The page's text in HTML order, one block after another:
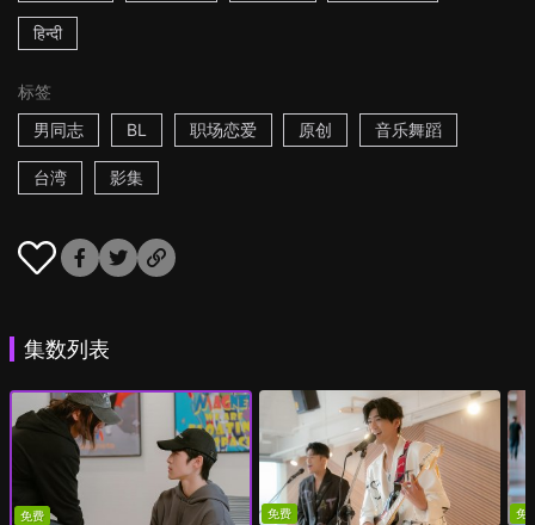
हिन्दी
标签
男同志
BL 职场恋爱 原创 音乐舞蹈
台湾 影集
集数列表
免费 免费 免